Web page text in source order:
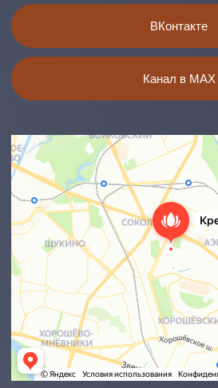
ОГРН 1215000070735
кодекса Российской Федерации.
ПУБЛИЧНАЯ
ИНФОРМАЦИЯ
ПОЛИТИКА
КОНФИДЕНЦИАЛЬНОСТИ